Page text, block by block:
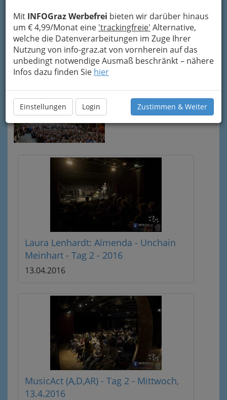
Mit INFOGraz Werbefrei bieten wir darüber hinaus
um € 4,99/Monat eine 'trackingfreie' Alternative,
welche die Datenverarbeitungen im Zuge Ihrer
Nutzung von info-graz.at von vornherein auf das
unbedingt notwendige Ausmaß beschränkt – nähere
Infos dazu finden Sie hier
Einstellungen Login Zustimmen & Weiter
Laura Lenhardt: Aïmenda - Unchain
Meinhart - Tag 2 - 2016
13.04.2016
MusicAct (A,D,AR) - Tag 2 - Mittwoch,
13.4.2016